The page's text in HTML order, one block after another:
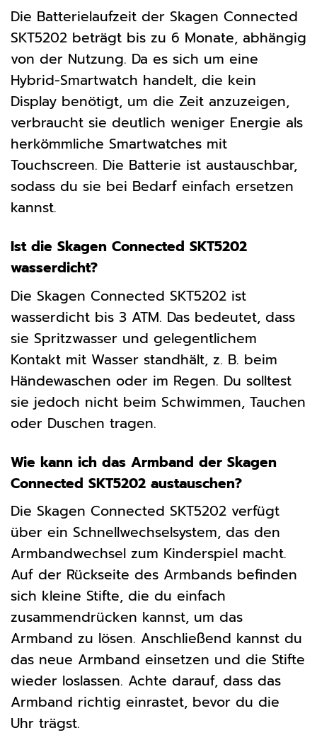
Die Batterielaufzeit der Skagen Connected
SKT5202 beträgt bis zu 6 Monate, abhängig
von der Nutzung. Da es sich um eine
Hybrid-Smartwatch handelt, die kein
Display benötigt, um die Zeit anzuzeigen,
verbraucht sie deutlich weniger Energie als
herkömmliche Smartwatches mit
Touchscreen. Die Batterie ist austauschbar,
sodass du sie bei Bedarf einfach ersetzen
kannst.
Ist die Skagen Connected SKT5202
wasserdicht?
Die Skagen Connected SKT5202 ist
wasserdicht bis 3 ATM. Das bedeutet, dass
sie Spritzwasser und gelegentlichem
Kontakt mit Wasser standhält, z. B. beim
Händewaschen oder im Regen. Du solltest
sie jedoch nicht beim Schwimmen, Tauchen
oder Duschen tragen.
Wie kann ich das Armband der Skagen
Connected SKT5202 austauschen?
Die Skagen Connected SKT5202 verfügt
über ein Schnellwechselsystem, das den
Armbandwechsel zum Kinderspiel macht.
Auf der Rückseite des Armbands befinden
sich kleine Stifte, die du einfach
zusammendrücken kannst, um das
Armband zu lösen. Anschließend kannst du
das neue Armband einsetzen und die Stifte
wieder loslassen. Achte darauf, dass das
Armband richtig einrastet, bevor du die
Uhr trägst.